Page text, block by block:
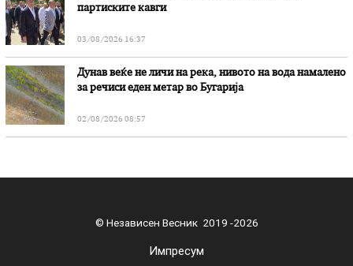
партиските кавги
03/08/2026 16:37
Дунав веќе не личи на река, нивото на вода намалено
за речиси еден метар во Бугарија
02/08/2026 08:57
© Независен Весник 2019 -2026
Импресум